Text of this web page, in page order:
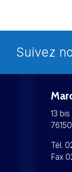
Suivez
13
Tél.
Fax